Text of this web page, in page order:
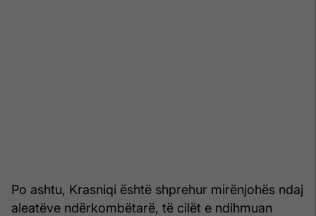
Po ashtu, Krasniqi është shprehur mirënjohës ndaj
aleatëve ndërkombëtarë, të cilët e ndihmuan